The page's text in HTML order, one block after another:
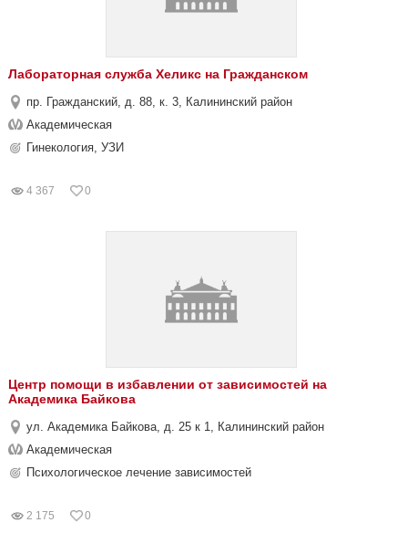
Лабораторная служба Хеликс на Гражданском
пр. Гражданский, д. 88, к. 3, Калининский район
Академическая
Гинекология, УЗИ
4 367 0
Центр помощи в избавлении от зависимостей на
Академика Байкова
ул. Академика Байкова, д. 25 к 1, Калининский район
Академическая
Психологическое лечение зависимостей
2 175 0